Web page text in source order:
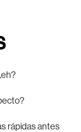
rápidas antes